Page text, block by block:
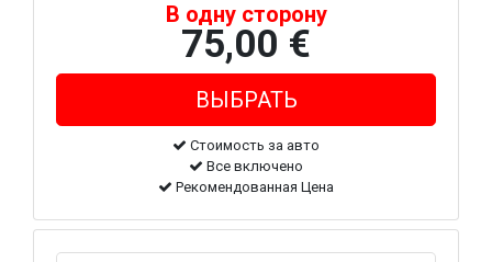
В одну сторону
75,00 €
Стоимость за авто
Все включено
Рекомендованная Цена